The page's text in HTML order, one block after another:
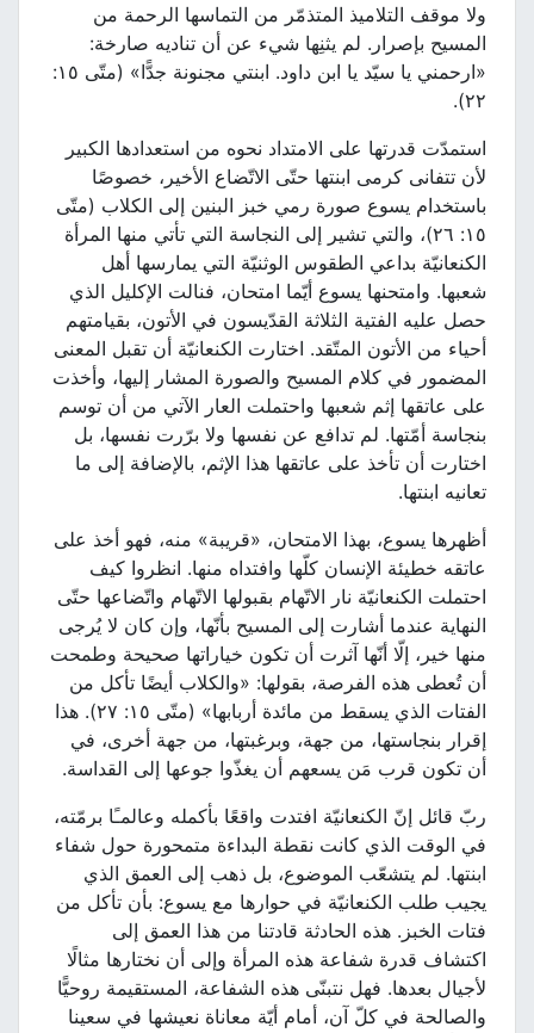
ولا موقف التلاميذ المتذمّر من التماسها الرحمة من
المسيح بإصرار. لم يثنِها شيء عن أن تناديه صارخة:
«ارحمني يا سيّد يا ابن داود. ابنتي مجنونة جدًّا» (متّى ١٥:
٢٢).
استمدّت قدرتها على الامتداد نحوه من استعدادها الكبير
لأن تتفانى كرمى ابنتها حتّى الاتّضاع الأخير، خصوصًا
باستخدام يسوع صورة رمي خبز البنين إلى الكلاب (متّى
١٥: ٢٦)، والتي تشير إلى النجاسة التي تأتي منها المرأة
الكنعانيّة بداعي الطقوس الوثنيّة التي يمارسها أهل
شعبها. وامتحنها يسوع أيّما امتحان، فنالت الإكليل الذي
حصل عليه الفتية الثلاثة القدّيسون في الأتون، بقيامتهم
أحياء من الأتون المتّقد. اختارت الكنعانيّة أن تقبل المعنى
المضمور في كلام المسيح والصورة المشار إليها، وأخذت
على عاتقها إثم شعبها واحتملت العار الآتي من أن توسم
بنجاسة أمّتها. لم تدافع عن نفسها ولا برّرت نفسها، بل
اختارت أن تأخذ على عاتقها هذا الإثم، بالإضافة إلى ما
تعانيه ابنتها.
أظهرها يسوع، بهذا الامتحان، «قريبة» منه، فهو أخذ على
عاتقه خطيئة الإنسان كلّها وافتداه منها. انظروا كيف
احتملت الكنعانيّة نار الاتّهام بقبولها الاتّهام واتّضاعها حتّى
النهاية عندما أشارت إلى المسيح بأنّها، وإن كان لا يُرجى
منها خير، إلّا أنّها آثرت أن تكون خياراتها صحيحة وطمحت
أن تُعطى هذه الفرصة، بقولها: «والكلاب أيضًا تأكل من
الفتات الذي يسقط من مائدة أربابها» (متّى ١٥: ٢٧). هذا
إقرار بنجاستها، من جهة، وبرغبتها، من جهة أخرى، في
أن تكون قرب مَن يسعهم أن يغذّوا جوعها إلى القداسة.
ربّ قائل إنّ الكنعانيّة افتدت واقعًا بأكمله وعالمـًا برمّته،
في الوقت الذي كانت نقطة البداءة متمحورة حول شفاء
ابنتها. لم يتشعّب الموضوع، بل ذهب إلى العمق الذي
يجيب طلب الكنعانيّة في حوارها مع يسوع: بأن تأكل من
فتات الخبز. هذه الحادثة قادتنا من هذا العمق إلى
اكتشاف قدرة شفاعة هذه المرأة وإلى أن نختارها مثالًا
لأجيال بعدها. فهل نتبنّى هذه الشفاعة، المستقيمة روحيًّا
والصالحة في كلّ آن، أمام أيّة معاناة نعيشها في سعينا